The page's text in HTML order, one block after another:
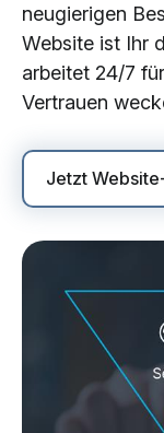
neugierigen
Website ist Ihr
arbeitet 24/7
Vertrauen
Jetzt